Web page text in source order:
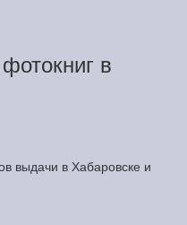
в
выдачи в Хабаровске и